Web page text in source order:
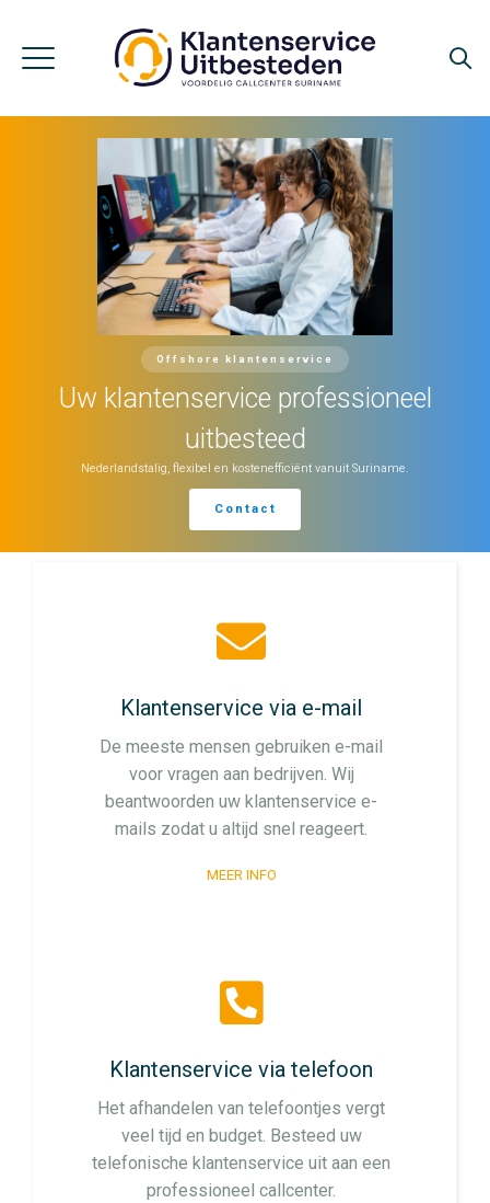
Offshore klantenservice
Uw klantenservice professioneel
uitbesteed
Nederlandstalig, flexibel en kostenefficiënt vanuit Suriname.
Contact
Klantenservice via e-mail
De meeste mensen gebruiken e-mail
voor vragen aan bedrijven. Wij
beantwoorden uw klantenservice e-
mails zodat u altijd snel reageert.
MEER INFO
Klantenservice via telefoon
Het afhandelen van telefoontjes vergt
veel tijd en budget. Besteed uw
telefonische klantenservice uit aan een
professioneel callcenter.